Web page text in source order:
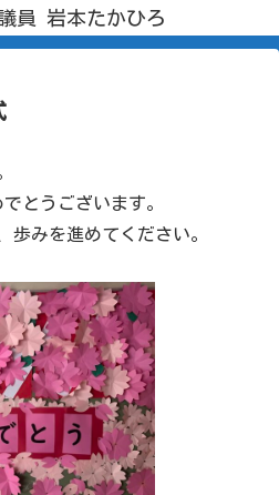
員 岩本たかひろ
とうございます。
歩みを進めてください。